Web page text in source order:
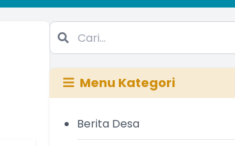
Menu Kategori
Berita Desa